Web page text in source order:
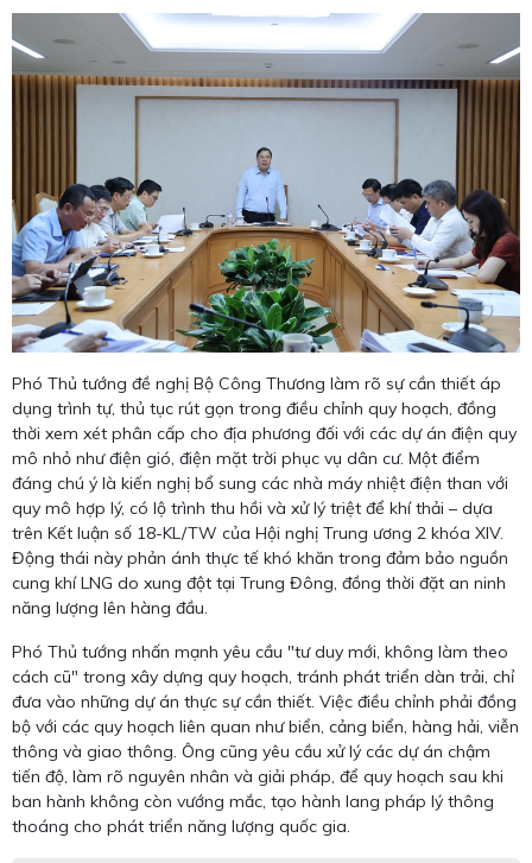
Phó Thủ tướng đề nghị Bộ Công Thương làm rõ sự cần thiết áp
dụng trình tự, thủ tục rút gọn trong điều chỉnh quy hoạch, đồng
thời xem xét phân cấp cho địa phương đối với các dự án điện quy
mô nhỏ như điện gió, điện mặt trời phục vụ dân cư. Một điểm
đáng chú ý là kiến nghị bổ sung các nhà máy nhiệt điện than với
quy mô hợp lý, có lộ trình thu hồi và xử lý triệt để khí thải – dựa
trên Kết luận số 18-KL/TW của Hội nghị Trung ương 2 khóa XIV.
Động thái này phản ánh thực tế khó khăn trong đảm bảo nguồn
cung khí LNG do xung đột tại Trung Đông, đồng thời đặt an ninh
năng lượng lên hàng đầu.
Phó Thủ tướng nhấn mạnh yêu cầu "tư duy mới, không làm theo
cách cũ" trong xây dựng quy hoạch, tránh phát triển dàn trải, chỉ
đưa vào những dự án thực sự cần thiết. Việc điều chỉnh phải đồng
bộ với các quy hoạch liên quan như biển, cảng biển, hàng hải, viễn
thông và giao thông. Ông cũng yêu cầu xử lý các dự án chậm
tiến độ, làm rõ nguyên nhân và giải pháp, để quy hoạch sau khi
ban hành không còn vướng mắc, tạo hành lang pháp lý thông
thoáng cho phát triển năng lượng quốc gia.